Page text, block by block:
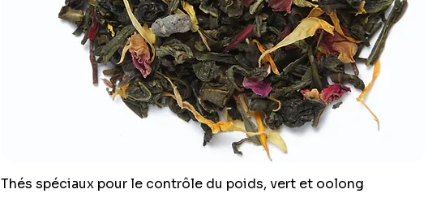
Thés spéciaux pour le contrôle du poids, vert et oolong